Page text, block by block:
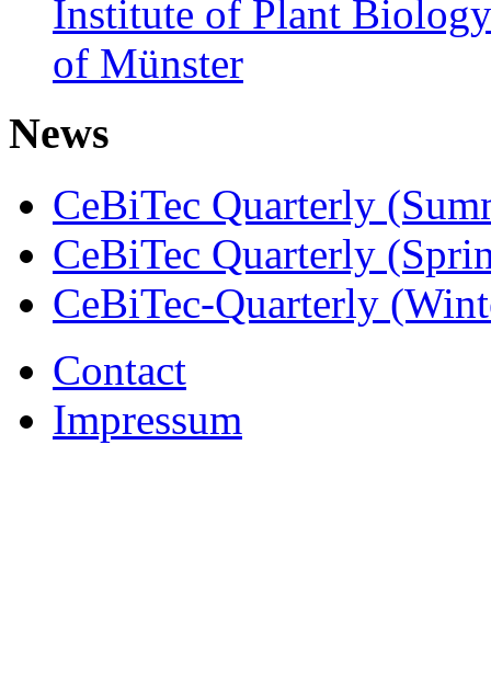
Institute of Plant
of Münster
News
CeBiTec Quarterly
CeBiTec Quarterly
CeBiTec-Quarterly
Contact
Impressum